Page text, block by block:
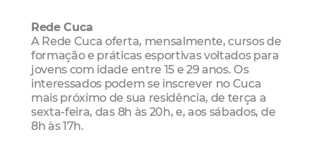
Rede Cuca
A Rede Cuca oferta, mensalmente, cursos de
formação e práticas esportivas voltados para
jovens com idade entre 15 e 29 anos. Os
interessados podem se inscrever no Cuca
mais próximo de sua residência, de terça a
sexta-feira, das 8h às 20h, e, aos sábados, de
8h às 17h.